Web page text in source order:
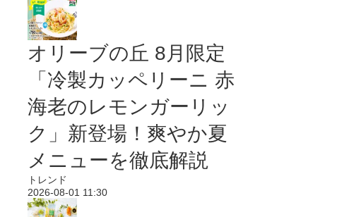
オリーブの丘 8月限定
「冷製カッペリーニ 赤
海老のレモンガーリッ
ク」新登場！爽やか夏
メニューを徹底解説
トレンド
2026-08-01 11:30